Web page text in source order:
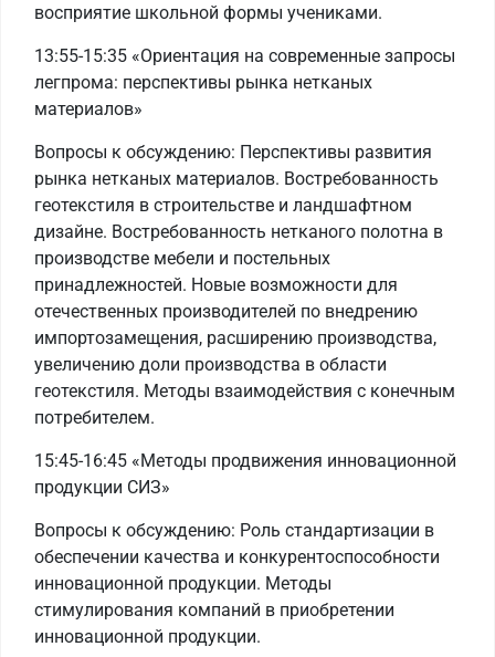
восприятие школьной формы учениками.
13:55-15:35 «Ориентация на современные запросы
легпрома: перспективы рынка нетканых
материалов»
Вопросы к обсуждению: Перспективы развития
рынка нетканых материалов. Востребованность
геотекстиля в строительстве и ландшафтном
дизайне. Востребованность нетканого полотна в
производстве мебели и постельных
принадлежностей. Новые возможности для
отечественных производителей по внедрению
импортозамещения, расширению производства,
увеличению доли производства в области
геотекстиля. Методы взаимодействия с конечным
потребителем.
15:45-16:45 «Методы продвижения инновационной
продукции СИЗ»
Вопросы к обсуждению: Роль стандартизации в
обеспечении качества и конкурентоспособности
инновационной продукции. Методы
стимулирования компаний в приобретении
инновационной продукции.